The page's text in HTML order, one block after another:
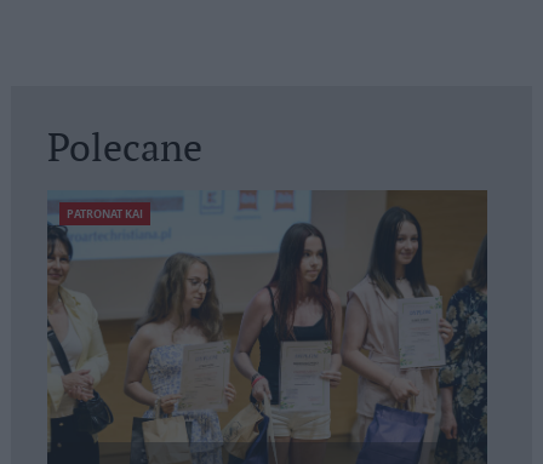
Polecane
PATRONAT KAI